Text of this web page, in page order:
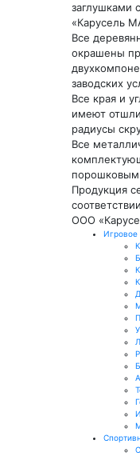
заглушками
«Карусель
Все
окрашены
заводских
Все края и
имеют
радиусы
Все
Продукция
ООО
Игровое